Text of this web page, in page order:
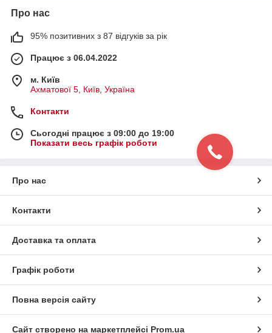
Про нас
95% позитивних з 87 відгуків за рік
Працює з 06.04.2022
м. Київ
Ахматової 5, Київ, Україна
Контакти
Сьогодні працює з 09:00 до 19:00
Показати весь графік роботи
Про нас
Контакти
Доставка та оплата
Графік роботи
Повна версія сайту
Сайт створено на маркетплейсі Prom.ua